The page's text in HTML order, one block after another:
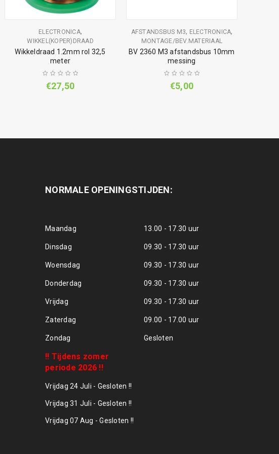
ELECTRONICA,
WIKKEL(KOPER)DRAAD
Wikkeldraad 1.2mm rol 32,5
meter
€27,50
AFSTANDSBUS M3, ELECTRONICA,
MONTAGE/BEV.MATERIAAL
BV 2360 M3 afstandsbus 10mm
messing
€5,00
NORMALE OPENINGSTIJDEN:
Maandag 13.00 - 17.30 uur
Dinsdag 09.30 - 17.30 uur
Woensdag 09.30 - 17.30 uur
Donderdag 09.30 - 17.30 uur
Vrijdag 09.30 - 17.30 uur
Zaterdag 09.00 - 17.00 uur
Zondag Gesloten
!! Tijdens zomer
periode 2026 !!
Vrijdag 24 Juli - Gesloten !!
Vrijdag 31 Juli - Gesloten !!
Vrijdag 07 Aug - Gesloten !!